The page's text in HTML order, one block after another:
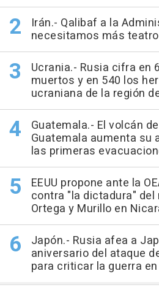
Irán.- Qalibaf a la
necesitamos más
Ucrania.- Rusia cifra en
muertos y en 540 los
ucraniana de la región
Guatemala.- El volcán
Guatemala aumenta su
las primeras
EEUU propone ante la
contra "la dictadura"
Ortega y Murillo en
Japón.- Rusia afea a
aniversario del ataque
para criticar la guerra